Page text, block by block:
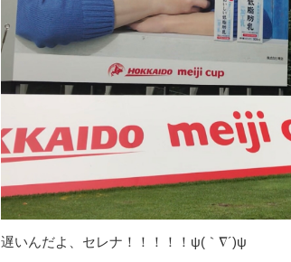
遅いんだよ、セレナ！！！！！ψ(｀∇´)ψ